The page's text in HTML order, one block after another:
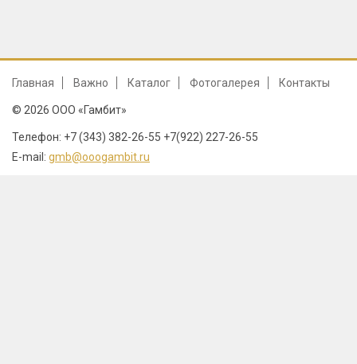
Главная Важно Каталог Фотогалерея Контакты
© 2026 ООО «Гамбит»
Телефон: +7 (343) 382-26-55 +7(922) 227-26-55
E-mail: gmb@ooogambit.ru